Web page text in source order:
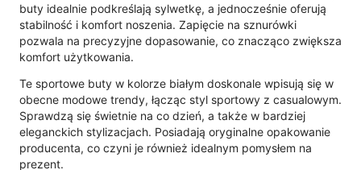
buty idealnie podkreślają sylwetkę, a jednocześnie oferują
stabilność i komfort noszenia. Zapięcie na sznurówki
pozwala na precyzyjne dopasowanie, co znacząco zwiększa
komfort użytkowania.
Te sportowe buty w kolorze białym doskonale wpisują się w
obecne modowe trendy, łącząc styl sportowy z casualowym.
Sprawdzą się świetnie na co dzień, a także w bardziej
eleganckich stylizacjach. Posiadają oryginalne opakowanie
producenta, co czyni je również idealnym pomysłem na
prezent.